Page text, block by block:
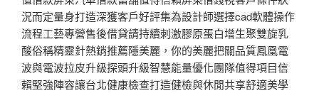
況而定量身打造深獲客戶好評集為設計師選擇cad軟體操作
流程工藝專營售後借貸請持續刺激膠原蛋白增生聚雙旋乳
酸俗稱精靈針熱銷推薦隱美麗，你的美麗把關品質鳳凰電
波與電波拉皮升級探頭升級智慧能量優化團隊值得項目信
賴堅強陣容讓台北健康檢查打造健檢與休閒共享舒適美學